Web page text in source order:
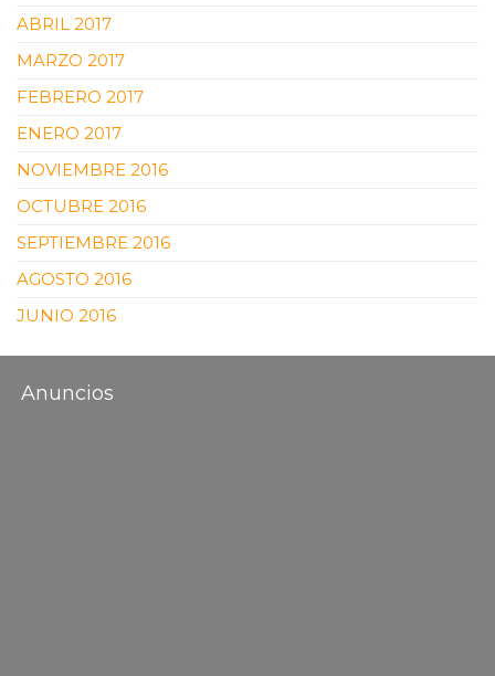
ABRIL 2017
MARZO 2017
FEBRERO 2017
ENERO 2017
NOVIEMBRE 2016
OCTUBRE 2016
SEPTIEMBRE 2016
AGOSTO 2016
JUNIO 2016
Anuncios